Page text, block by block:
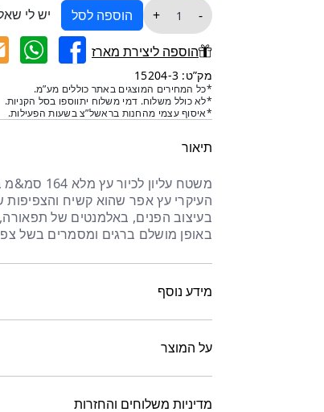
-
כמות
משטח
עליון
לכיור
עץ
מלא
164
+ הוספה לסל יש לי
הוספה ליצירת מארז
מק”ט: 15204-3
*כל המחירים המוצגים באתר כוללים מע”מ.
*לא כולל משלוח. דמי משלוח יתווספו בסל הקניות.
*איסוף עצמי מהחנות בראשל”צ בשעות הפעילות.
תיאור
משטח עליון
העיקרי עץ אפר שהוא קשיח
בעיצוב הפנים, באלמנטים של תפאורה,
באופן מושלם ברגים ומסמרים בשל
מידע נוסף
על המוצר
מדיניות משלוחים והחזרות